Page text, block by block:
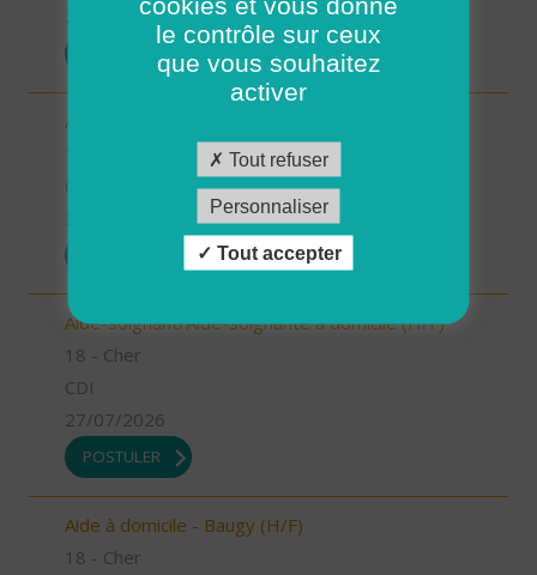
27/07/2026
Aide à domicile - Léré/Vailly (H/F)
Aide-soignant/Aide-soignante à domicile (H/F)
18 - Cher
CDI
27/07/2026
POSTULER
Aide à domicile - Baugy (H/F)
18 - Cher
le contrôle sur ceux
que vous souhaitez
activer
Tout refuser
Personnaliser
Tout accepter